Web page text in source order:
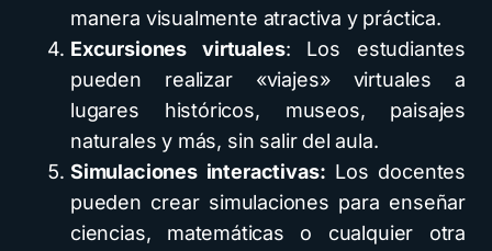
manera visualmente atractiva y práctica.
Excursiones virtuales: Los estudiantes
pueden realizar «viajes» virtuales a
lugares históricos, museos, paisajes
naturales y más, sin salir del aula.
Simulaciones interactivas: Los docentes
pueden crear simulaciones para enseñar
ciencias, matemáticas o cualquier otra